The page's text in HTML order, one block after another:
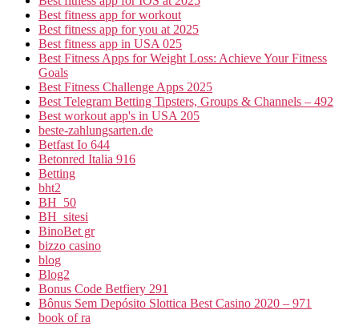
Best fitness app for workout
Best fitness app for you at 2025
Best fitness app in USA 025
Best Fitness Apps for Weight Loss: Achieve Your Fitness
Goals
Best Fitness Challenge Apps 2025
Best Telegram Betting Tipsters, Groups & Channels – 492
Best workout app's in USA 205
beste-zahlungsarten.de
Betfast Io 644
Betonred Italia 916
Betting
bht2
BH_50
BH_sitesi
BinoBet gr
bizzo casino
blog
Blog2
Bonus Code Betfiery 291
Bônus Sem Depósito Slottica Best Casino 2020 – 971
book of ra